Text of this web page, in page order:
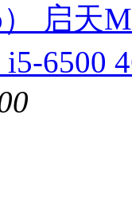
） 启天
6500